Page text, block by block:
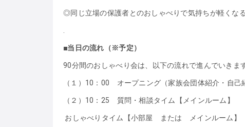
◎同じ立場の保護者とのおしゃべりで気持ちが軽くなる
■当日の流れ（※予定）
90分間のおしゃべり会は、以下の流れで進んでいきま
（１）10：00 オープニング（家族会団体紹介・自己
（２）10：25 質問・相談タイム【メインルーム】
おしゃべりタイム【小部屋 または メインルーム】